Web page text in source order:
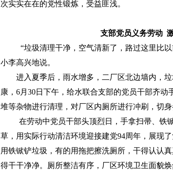
次实实在在的党性锻炼，受益匪浅。
支部党员义务劳动
“垃圾清理干净，空气清新了，路过这里比
小李高兴地说。
进入夏季后，雨水增多，二厂区北边墙内，垃
康， 6月 30日下午，给水联合支部的党员干部齐动
堆等杂物进行清理，对厂区内厕所进行冲刷，切
在劳动中党员干部头顶烈日，手拿扫帚、铁
草，用实际行动清洁环境迎接建党94周年，展现
用铁锨铲垃圾，有的用拖把擦洗厕所，干得认认
得干干净净。厕所整洁有序，厂区环境卫生面貌焕